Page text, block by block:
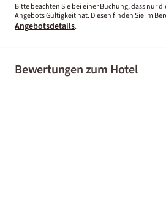
Bitte beachten Sie bei einer Buchung, dass nur
Angebots Gültigkeit hat. Diesen finden Sie im
Angebotsdetails.
Bewertungen zum Hotel